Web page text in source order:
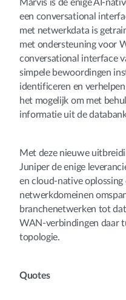
Marvis is de enige AI-
een conversational
met netwerkdata is
met ondersteuning voor
conversational interface
simpele bewoordingen
identificeren en
het mogelijk om met
informatie uit de
Met deze nieuwe
Juniper de enige
en cloud-native oplossing
netwerkdomeinen
branchenetwerken tot
WAN-verbindingen daar
topologie.
Quotes